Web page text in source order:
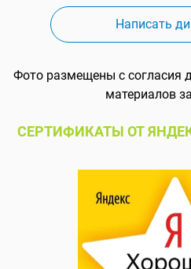
Написать
Фото размещены с согласия
материалов
СЕРТИФИКАТЫ ОТ